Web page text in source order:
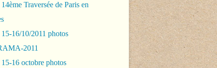
Traversée de Paris en
16/10/2011 photos
2011
16 octobre photos